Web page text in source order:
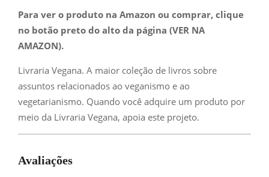
Para ver o produto na Amazon ou comprar, clique
no botão preto do alto da página (VER NA
AMAZON).
Livraria Vegana. A maior coleção de livros sobre
assuntos relacionados ao veganismo e ao
vegetarianismo. Quando você adquire um produto por
meio da Livraria Vegana, apoia este projeto.
Avaliações